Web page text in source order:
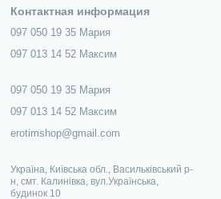
Контактная информация
097 050 19 35 Мария
097 013 14 52 Максим
097 050 19 35 Мария
097 013 14 52 Максим
erotimshop@gmail.com
Україна, Київська обл., Васильківський р-
н, смт. Калинівка, вул.Українська,
будинок 10